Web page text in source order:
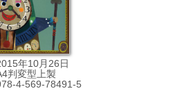
年10月26日
判変型上製
4-569-78491-5